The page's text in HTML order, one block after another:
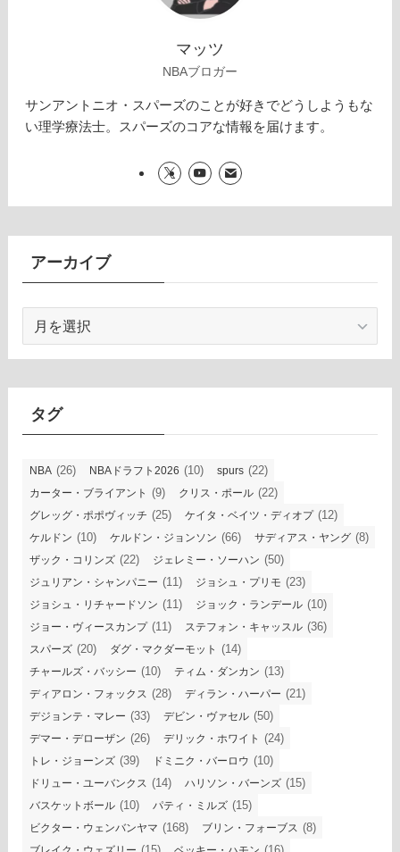
マッツ
NBAブロガー
サンアントニオ・スパーズのことが好きでどうしようもな
い理学療法士。スパーズのコアな情報を届けます。
アーカイブ
カ
タグ
NBA (26) NBAドラフト2026 (10) spurs (22)
カーター・ブライアント (9) クリス・ポール (22)
グレッグ・ポポヴィッチ (25) ケイタ・ベイツ・ディオプ(12)
ケルドン (10) ケルドン・ジョンソン (66) サディアス・ヤング (8)
ザック・コリンズ (22) ジェレミー・ソーハン (50)
ジュリアン・シャンパニー (11) ジョシュ・プリモ (23)
ジョシュ・リチャードソン (11) ジョック・ランデール (10)
ジョー・ヴィースカンプ(11) ステフォン・キャッスル (36)
スパーズ (20) ダグ・マクダーモット (14)
チャールズ・バッシー (10) ティム・ダンカン (13)
ディアロン・フォックス (28) ディラン・ハーパー (21)
デジョンテ・マレー (33) デビン・ヴァセル (50)
デマー・デローザン (26) デリック・ホワイト (24)
トレ・ジョーンズ (39) ドミニク・バーロウ (10)
ドリュー・ユーバンクス (14) ハリソン・バーンズ (15)
バスケットボール (10) パティ・ミルズ (15)
ビクター・ウェンバンヤマ (168) ブリン・フォーブス (8)